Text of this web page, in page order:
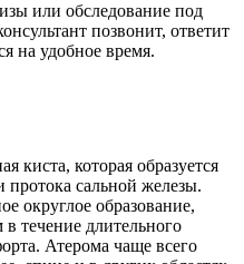
или обследование под
позвонит, ответит
на удобное время.
киста, которая образуется
протока сальной железы.
округлое образование,
течение длительного
Атерома чаще всего